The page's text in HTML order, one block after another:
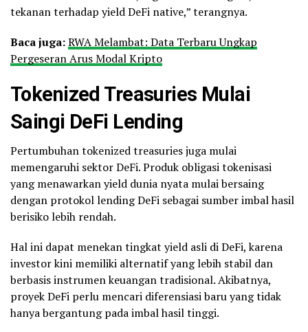
tekanan terhadap yield DeFi native,” terangnya.
Baca juga:RWA Melambat: Data Terbaru Ungkap
Pergeseran Arus Modal Kripto
Tokenized Treasuries Mulai
Saingi DeFi Lending
Pertumbuhan tokenized treasuries juga mulai
memengaruhi sektor DeFi. Produk obligasi tokenisasi
yang menawarkan yield dunia nyata mulai bersaing
dengan protokol lending DeFi sebagai sumber imbal hasil
berisiko lebih rendah.
Hal ini dapat menekan tingkat yield asli di DeFi, karena
investor kini memiliki alternatif yang lebih stabil dan
berbasis instrumen keuangan tradisional. Akibatnya,
proyek DeFi perlu mencari diferensiasi baru yang tidak
hanya bergantung pada imbal hasil tinggi.